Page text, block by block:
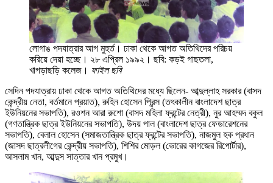
লোগাঙ পদযাত্রার আগ মুহুর্ত। ঢাকা থেকে আগত অতিথিদের পরিচয়
করিয়ে দেয়া হচ্ছে। ২৮ এপ্রিল ১৯৯২। ছবি: কড়ই গাছতলা,
খাগড়াছড়ি কলেজ। ফাইল ছবি
সেদিন পদযাত্রায় ঢাকা থেকে আগত অতিথিদের মধ্যে ছিলেন- আব্দুল্লাহ সরকার (বাসদ
কেন্দ্রীয় নেতা, বর্তমানে প্রয়াত), রুহিন হোসেন প্রিন্স (তৎকালীন বাংলাদেশ ছাত্র
ইউনিয়নের সভাপতি), রওশন আরা রুশো (বাসদ মহিলা ফ্রন্টের নেত্রী), নুর আহম্মদ বকুল
(গণতান্ত্রিক ছাত্র ইউনিয়নের সভাপতি), উদয় পাল (বাংলাদেশ ছাত্র ফেডারেশনের
সভাপতি), বেলাল হোসেন (সমাজতান্ত্রিক ছাত্র ফ্রন্টের সভাপতি), নাজমুল হক প্রধান
(জাসদ ছাত্রলীগের কেন্দ্রীয় সভাপতি), শিশির মোড়ল (ভোরের কাগজের রিপোর্টার),
আসলাম খান, আব্দুস সাত্তার খান প্রমুখ।